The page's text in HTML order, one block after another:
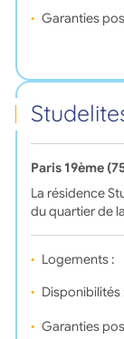
Garanties
Paris 19ème
La résidence
du quartier de
Logements :
Disponibilités
Garanties